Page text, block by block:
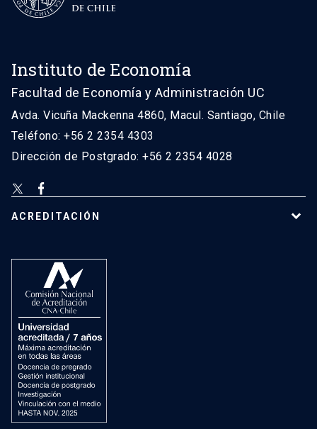
Instituto de Economía
Facultad de Economía y Administración UC
Avda. Vicuña Mackenna 4860, Macul. Santiago, Chile
Teléfono: +56 2 2354 4303
Dirección de Postgrado: +56 2 2354 4028
ACREDITACIÓN